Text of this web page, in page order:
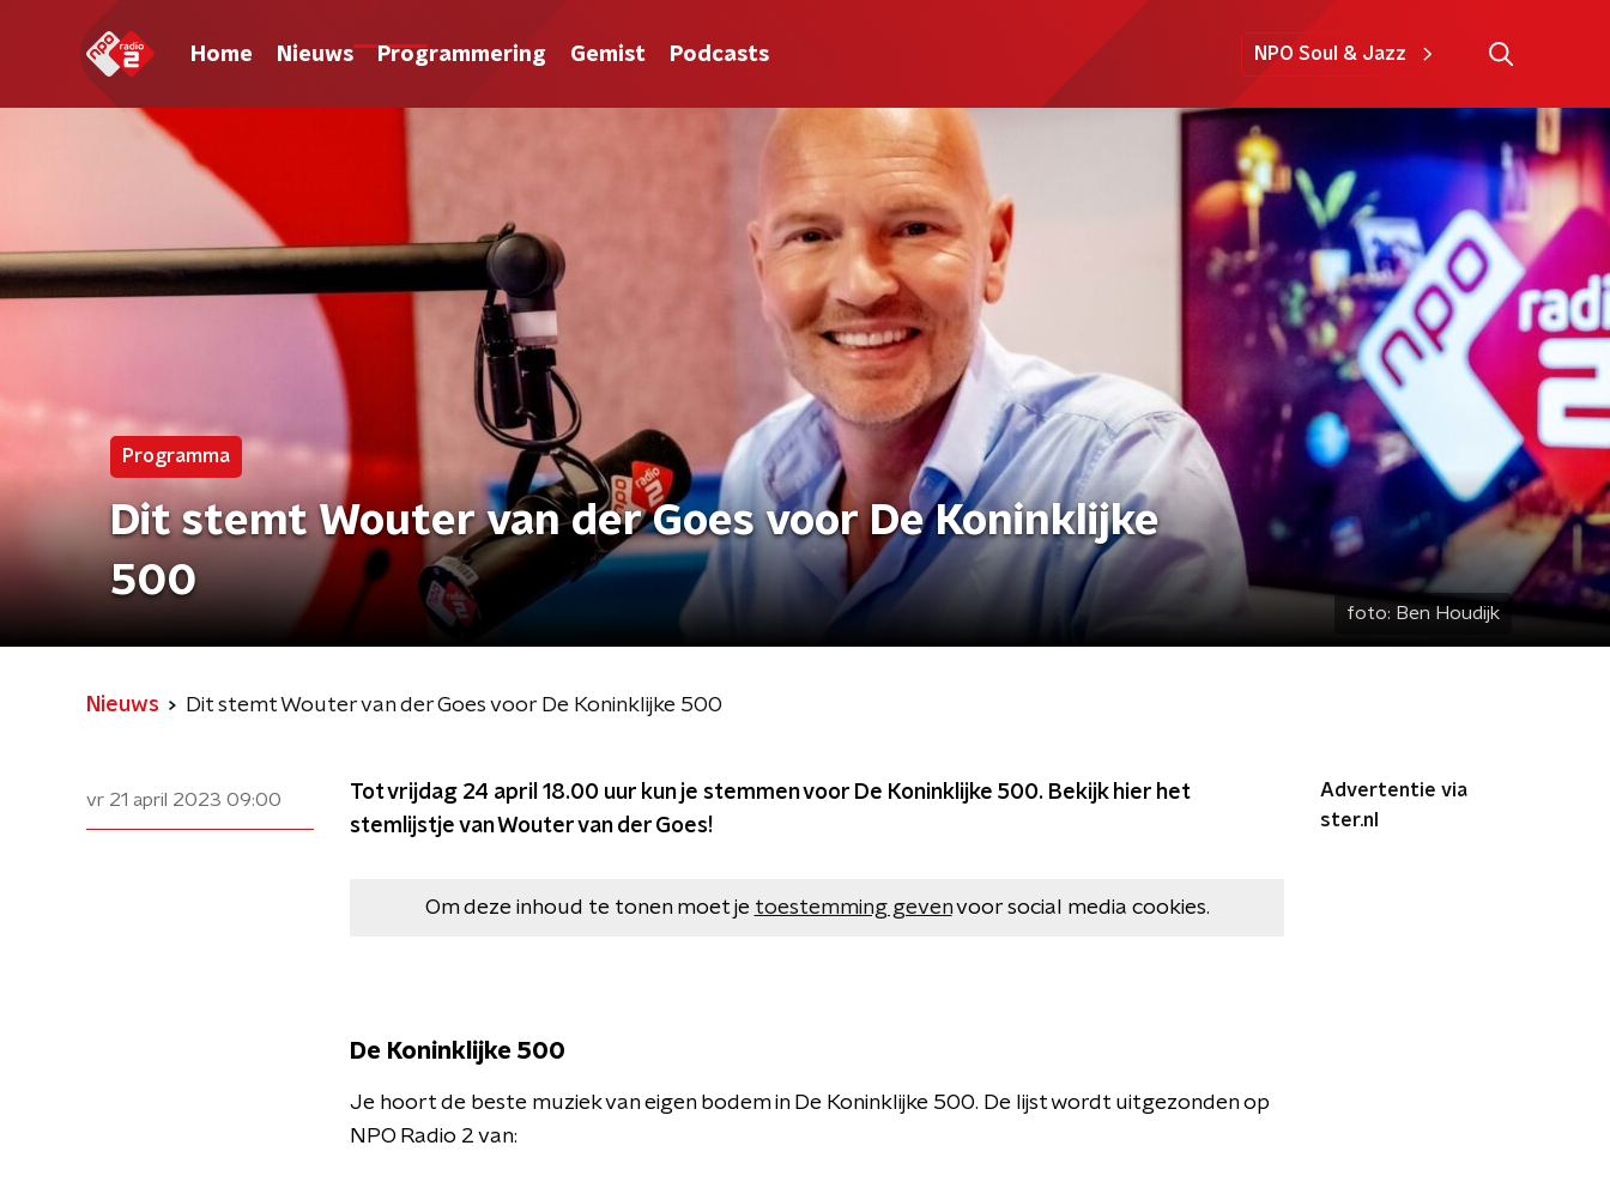
Home Nieuws Programmering Gemist Podcasts NPO Soul & Jazz
Programma
Dit stemt Wouter van der Goes voor De Koninklijke
500
foto: Ben Houdijk
Nieuws Dit stemt Wouter van der Goes voor De Koninklijke 500
vr 21 april 2023 09:00
Tot vrijdag 24 april 18.00 uur kun je stemmen voor De Koninklijke 500. Bekijk hier het
stemlijstje van Wouter van der Goes!
Om deze inhoud te tonen moet je toestemming gevenvoor social media cookies.
De Koninklijke 500
Je hoort de beste muziek van eigen bodem in De Koninklijke 500. De lijst wordt uitgezonden op
NPO Radio 2 van:
Advertentie via
ster.nl